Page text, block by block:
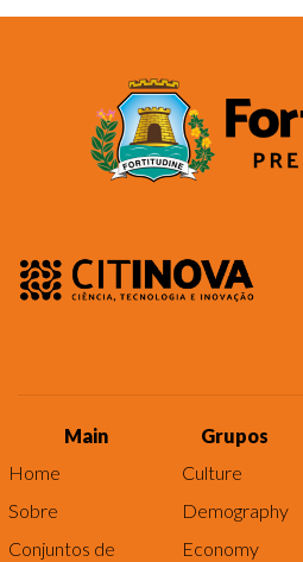
Main
Home
Sobre
Conjuntos de
Grupos
Culture
Demography
Economy